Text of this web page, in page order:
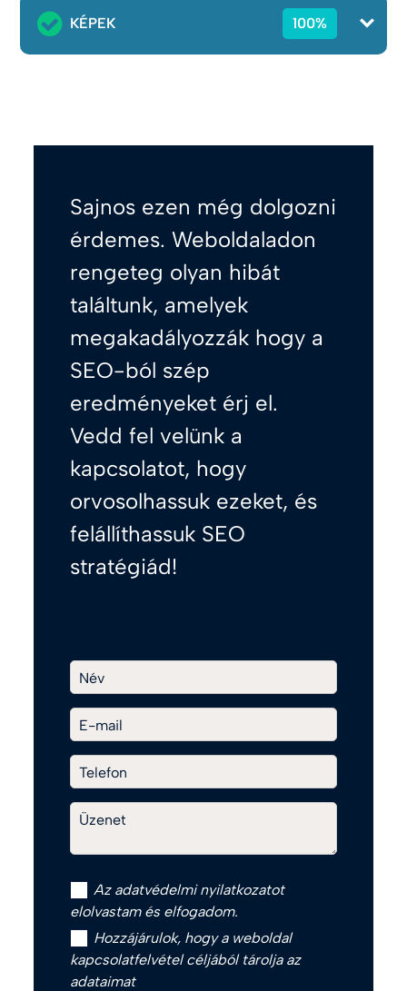
KÉPEK 100%
Sajnos ezen még dolgozni
érdemes. Weboldaladon
rengeteg olyan hibát
találtunk, amelyek
megakadályozzák hogy a
SEO-ból szép
eredményeket érj el.
Vedd fel velünk a
kapcsolatot, hogy
orvosolhassuk ezeket, és
felállíthassuk SEO
stratégiád!
Név
E-mail
Telefon
Üzenet
Az adatvédelmi nyilatkozatot
elolvastam és elfogadom.
Hozzájárulok, hogy a weboldal
kapcsolatfelvétel céljából tárolja az
adataimat